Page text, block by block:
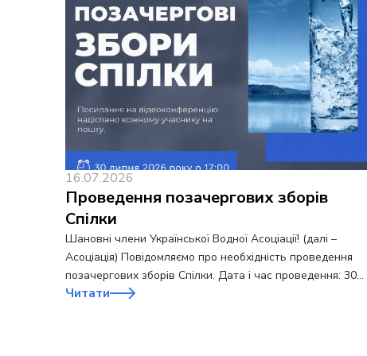
16.07.2026
Проведення позачергових зборів
Спілки
Шановні члени Української Водної Асоціації! (далі –
Асоціація) Повідомляємо про необхідність проведення
позачергових зборів Спілки. Дата і час проведення: 30…
Читати